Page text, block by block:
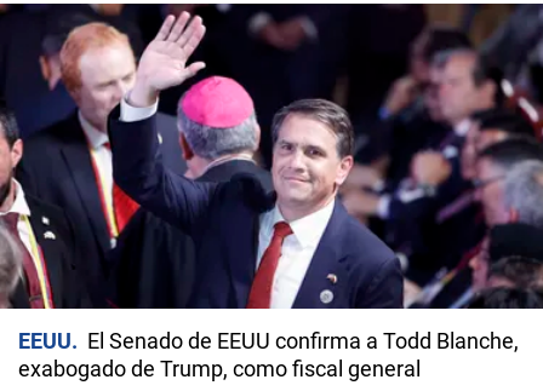
EEUU
El Senado de EEUU confirma a Todd Blanche,
exabogado de Trump, como fiscal general